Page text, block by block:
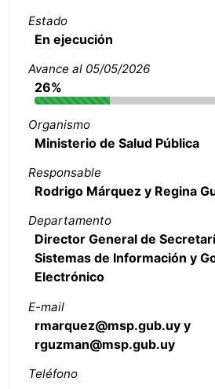
Estado
En ejecución
Avance al 05/05/2026
26%
Organismo
Ministerio de Salud Pública
Responsable
Rodrigo Márquez y Regina
Departamento
Director General de
Sistemas de Información y
Electrónico
E-mail
rmarquez@msp.gub.uy y
rguzman@msp.gub.uy
Teléfono